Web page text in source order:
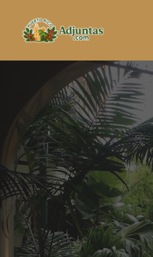
content